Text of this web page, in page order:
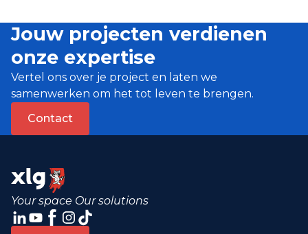
Jouw projecten verdienen
onze expertise
Vertel ons over je project en laten we
samenwerken om het tot leven te brengen.
Contact
Your space Our solutions